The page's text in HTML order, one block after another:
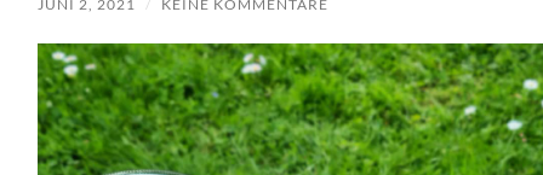
JUNI 2, 2021 / KEINE KOMMENTARE